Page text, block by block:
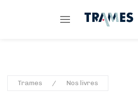
Trames Nos livres